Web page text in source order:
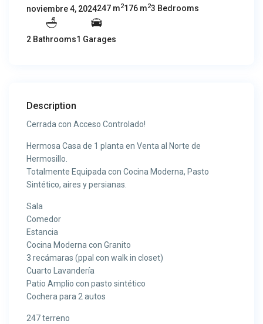
noviembre 4, 2024247 m2176 m23 Bedrooms
2 Bathrooms1 Garages
Description
Cerrada con Acceso Controlado!
Hermosa Casa de 1 planta en Venta al Norte de
Hermosillo.
Totalmente Equipada con Cocina Moderna, Pasto
Sintético, aires y persianas.
Sala
Comedor
Estancia
Cocina Moderna con Granito
3 recámaras (ppal con walk in closet)
Cuarto Lavandería
Patio Amplio con pasto sintético
Cochera para 2 autos
247 terreno